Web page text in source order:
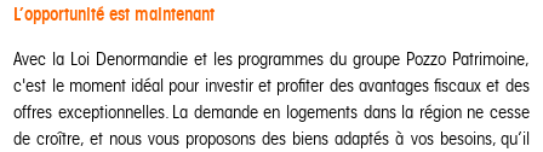
L’opportunité est maintenant
Avec la Loi Denormandie et les programmes du groupe Pozzo Patrimoine,
c'est le moment idéal pour investir et profiter des avantages fiscaux et des
offres exceptionnelles. La demande en logements dans la région ne cesse
de croître, et nous vous proposons des biens adaptés à vos besoins, qu’il